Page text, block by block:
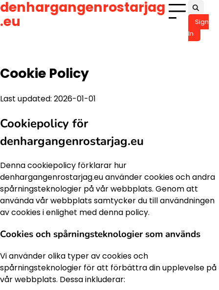
Skip
to
content
denhargangenrostarjag
.eu
Sign
In
Cookie Policy
Last updated: 2026-01-01
Cookiepolicy för
denhargangenrostarjag.eu
Denna cookiepolicy förklarar hur
denhargangenrostarjag.eu använder cookies och andra
spårningsteknologier på vår webbplats. Genom att
använda vår webbplats samtycker du till användningen
av cookies i enlighet med denna policy.
Cookies och spårningsteknologier som används
Vi använder olika typer av cookies och
spårningsteknologier för att förbättra din upplevelse på
vår webbplats. Dessa inkluderar: